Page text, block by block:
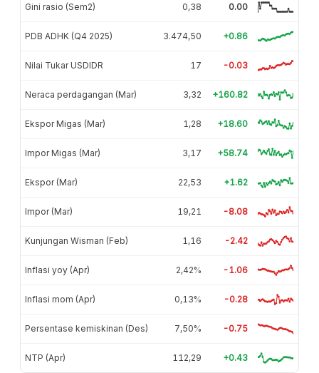
Gini rasio (Sem2) 0,38 0.00
PDB ADHK (Q4 2025) 3.474,50 +0.86
Nilai Tukar USDIDR 17 -0.03
Neraca perdagangan (Mar) 3,32 +160.82
Ekspor Migas (Mar) 1,28 +18.60
Impor Migas (Mar) 3,17 +58.74
Ekspor (Mar) 22,53 +1.62
Impor (Mar) 19,21 -8.08
Kunjungan Wisman (Feb) 1,16 -2.42
Inflasi yoy (Apr) 2,42% -1.06
Inflasi mom (Apr) 0,13% -0.28
Persentase kemiskinan (Des) 7,50% -0.75
NTP (Apr) 112,29 +0.43